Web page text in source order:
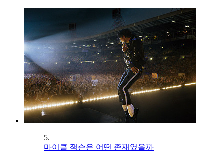
5.
마이클 잭슨은 어떤 존재였을까